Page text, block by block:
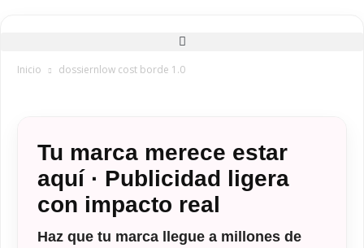
Inicio dossiernlow cost borde 1.0
Tu marca merece estar
aquí · Publicidad ligera
con impacto real
Haz que tu marca llegue a millones de